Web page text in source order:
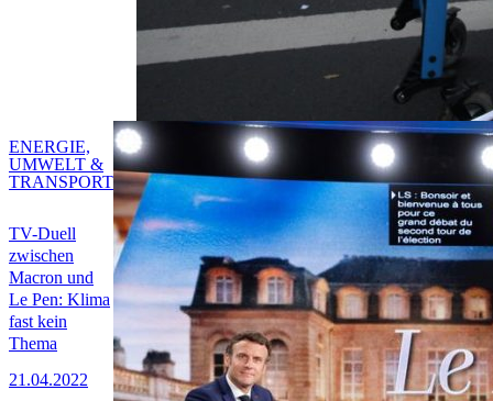
TV-Duell
zwischen
Macron und
Le Pen: Klima
fast kein
Thema
21.04.2022
ENERGIE,
UMWELT &
TRANSPORT